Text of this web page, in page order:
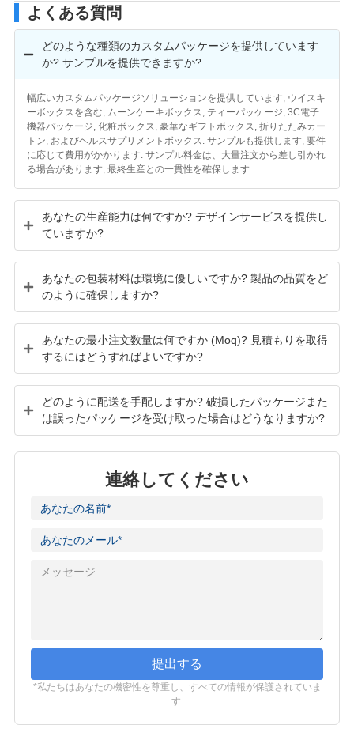
よくある質問
どのような種類のカスタムパッケージを提供しています
か? サンプルを提供できますか?
幅広いカスタムパッケージソリューションを提供しています, ウイスキ
ーボックスを含む, ムーンケーキボックス, ティーパッケージ, 3C電子
機器パッケージ, 化粧ボックス, 豪華なギフトボックス, 折りたたみカー
トン, およびヘルスサプリメントボックス. サンプルも提供します, 要件
に応じて費用がかかります. サンプル料金は、大量注文から差し引かれ
る場合があります, 最終生産との一貫性を確保します.
あなたの生産能力は何ですか? デザインサービスを提供し
ていますか?
あなたの包装材料は環境に優しいですか? 製品の品質をど
のように確保しますか?
あなたの最小注文数量は何ですか (Moq)? 見積もりを取得
するにはどうすればよいですか?
どのように配送を手配しますか? 破損したパッケージまた
は誤ったパッケージを受け取った場合はどうなりますか?
連絡してください
提出する
*私たちはあなたの機密性を尊重し、すべての情報が保護されていま
す.